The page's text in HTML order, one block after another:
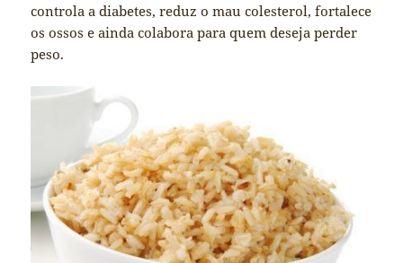
controla a diabetes, reduz o mau colesterol, fortalece
os ossos e ainda colabora para quem deseja perder
peso.